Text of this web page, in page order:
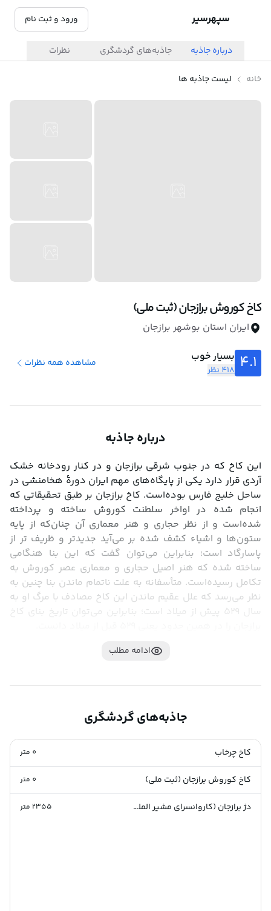
سپهرسیر ورود و ثبت نام
درباره جاذبه جاذبه‌های گردشگری نظرات
خانه لیست جاذبه ها
کاخ کوروش برازجان (ثبت ملی)
ایران استان بوشهر برازجان
4.1 بسیار خوب
418 نظر
مشاهده همه نظرات
درباره جاذبه
ادامه مطلب
جاذبه‌های گردشگری
کاخ چرخاب 0 متر
کاخ کوروش برازجان (ثبت ملی) 0 متر
دژ برازجان (کاروانسرای مشیر الملک) (ثبت ملی) 2355متر